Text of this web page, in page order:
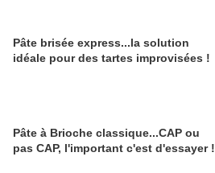
Pâte brisée express...la solution
idéale pour des tartes improvisées !
Pâte à Brioche classique...CAP ou
pas CAP, l'important c'est d'essayer !